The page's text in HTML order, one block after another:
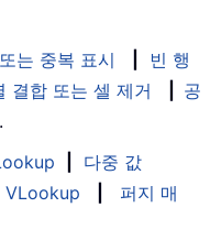
는 중복 표시
빈 행
결합 또는 셀 제거
공
다중 값
VLookup
퍼지 매